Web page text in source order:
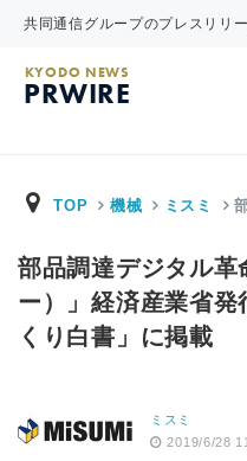
共同通信グループのプレスリリ
KYODO NEWS
PRWIRE
TOP 機械 ミスミ
部品調達デジタル
ー）」経済産業省
くり白書」に掲載
ミスミ
2019/6/28